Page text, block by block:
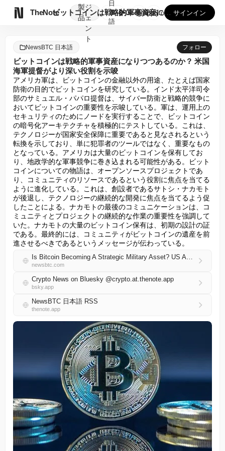
TheNote
製
品
ジ
ェ
ン
ト
ビットコインは戦略的軍事資産になりつつあるのか？ 米国海軍提...
日
本
語
GooglePlay
AppStore サインイン
NewsBTC 日本語 フォロー
ビットコインは戦略的軍事資産になりつつあるのか？ 米国
海軍提督がより深い役割を示唆
アメリカ軍は、ビットコインの金融以外の用途、たとえば国家
防衛の目的でビットコインを研究している。インド太平洋司令
部のサミュエル・パパロ提督は、サイバー防衛と戦略的競争に
おいてビットコインの重要性を示唆している。軍は、運用上の
セキュリティのためにノードを実行することで、ビットコイン
の暗号化アーキテクチャを積極的にテストしている。これは、
テクノロジーが国家安全保障に重要であると見なされるという
転換を示しており、単に犯罪者のツールではなく、重要なもの
となっている。アメリカは大量のビットコインを保有してお
り、地政学的な軍事競争に巻き込まれる可能性がある。ビット
コインについての物語は、オープンソースプロジェクトであ
り、コミュニティのリソースであるという役割に焦点を当てる
ように進化している。これは、創設者であるサトシ・ナカモト
が後退し、テクノロジーの継続的な開発に焦点を当てるよう促
したことによる。ナカモトの最後のコミュニケーションは、コ
ミュニティとプロジェクトの継続的な作業の重要性を強調して
いた。ナカモトの大量のビットコイン保有は、初期の設計の証
である。最終的には、コミュニティがビットコインの遺産を前
進させるべきであるというメッセージが伝わっている。
Is Bitcoin Becoming A Strategic Military Asset? US Admiral Hints At Deeper Role
newsbtc.com
Crypto News on Bluesky @crypto.at.thenote.app
bsky.app
NewsBTC 日本語 RSS
thenote.app